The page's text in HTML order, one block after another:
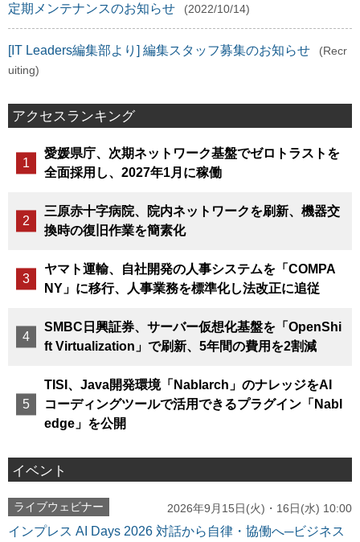
定期メンテナンスのお知らせ (2022/10/14)
[IT Leaders編集部より] 編集スタッフ募集のお知らせ
(Recr
uiting)
アクセスランキング
愛媛県庁、次期ネットワーク基盤でゼロトラストを
全面採用し、2027年1月に稼働
三原赤十字病院、院内ネットワークを刷新、機器交
換時の復旧作業を簡素化
ヤマト運輸、自社開発の人事システムを「COMPA
NY」に移行、人事業務を標準化し法改正に追従
SMBC日興証券、サーバー仮想化基盤を「OpenShi
ft Virtualization」で刷新、5年間の費用を2割減
TISI、Java開発環境「Nablarch」のナレッジをAI
コーディングツールで活用できるプラグイン「Nabl
edge」を公開
イベント
ライブウェビナー 2026年9月15日(火)・16日(水) 10:00
インプレス AI Days 2026 対話から自律・協働へ─ビジネス